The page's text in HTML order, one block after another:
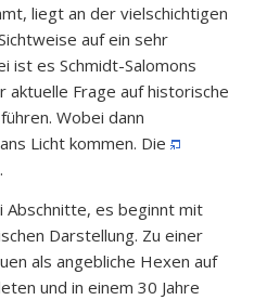
liegt an der vielschichtigen
auf ein sehr
ist es Schmidt-Salomons
aktuelle Frage auf historische
Wobei dann
Licht kommen. Die
Abschnitte, es beginnt mit
Darstellung. Zu einer
als angebliche Hexen auf
und in einem 30 Jahre